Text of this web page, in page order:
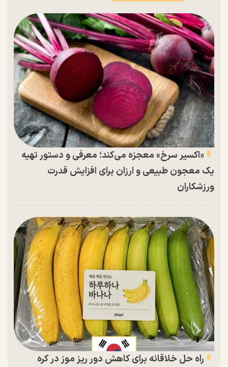
«اکسیر سرخ» معجزه می‌کند؛ معرفی و دستور تهیه
یک معجون طبیعی و ارزان برای افزایش قدرت
ورزشکاران
راه حل خلاقانه برای کاهش دور ریز موز در کره